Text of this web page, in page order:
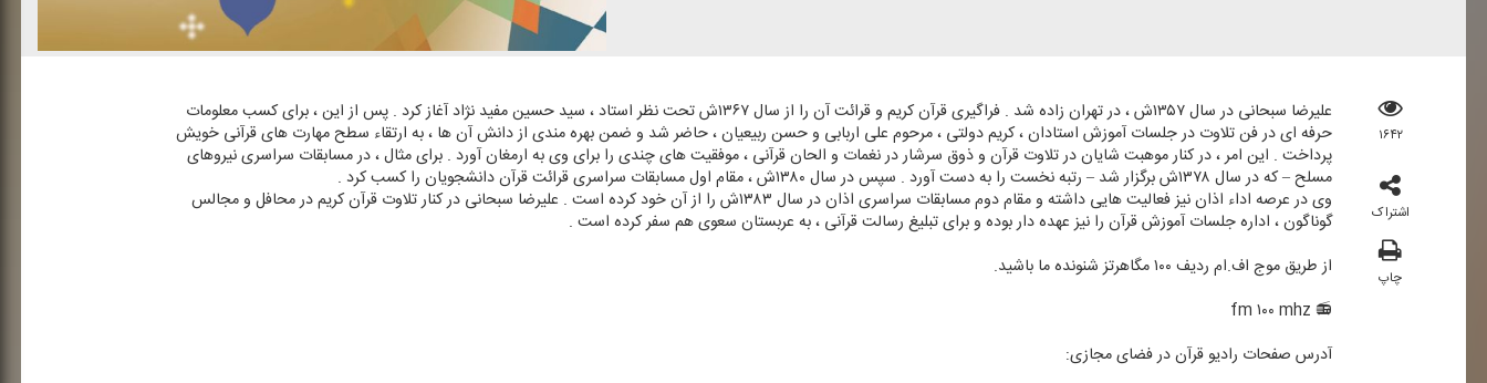
۱۶۴۲
اشتراک
چاپ
علیرضا سبحانی در سال ۱۳۵۷ش ، در تهران زاده شد . فراگیری قرآن كریم و قرائت آن را از سال ۱۳۶۷ش تحت نظر استاد ، سید حسین مفید نژاد آغاز كرد . پس از این ، برای كسب معلومات
حرفه ای در فن تلاوت در جلسات آموزش استادان ، كریم دولتی ، مرحوم علی اربابی و حسن ربیعیان ، حاضر شد و ضمن بهره مندی از دانش آن ها ، به ارتقاء سطح مهارت های قرآنی خویش
پرداخت . این امر ، در كنار موهبت شایان در تلاوت قرآن و ذوق سرشار در نغمات و الحان قرآنی ، موفقیت های چندی را برای وی به ارمغان آورد . برای مثال ، در مسابقات سراسری نیروهای
مسلح – كه در سال ۱۳۷۸ش برگزار شد – رتبه نخست را به دست آورد . سپس در سال ۱۳۸۰ش ، مقام اول مسابقات سراسری قرائت قرآن دانشجویان را كسب كرد .
وی در عرصه اداء اذان نیز فعالیت هایی داشته و مقام دوم مسابقات سراسری اذان در سال ۱۳۸۳ش را از آن خود كرده است . علیرضا سبحانی در كنار تلاوت قرآن كریم در محافل و مجالس
گوناگون ، اداره جلسات آموزش قرآن را نیز عهده دار بوده و برای تبلیغ رسالت قرآنی ، به عربستان سعوی هم سفر كرده است .
از طریق موج اف.ام ردیف ۱۰۰ مگاهرتز شنونده ما باشید.
📻 fm ۱۰۰ mhz
آدرس صفحات رادیو قرآن در فضای مجازی: